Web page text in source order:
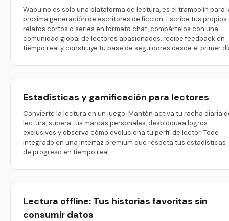
Wabu no es solo una plataforma de lectura, es el trampolín para
próxima generación de escritores de ficción. Escribe tus propios
relatos cortos o series en formato chat, compártelos con una
comunidad global de lectores apasionados, recibe feedback en
tiempo real y construye tu base de seguidores desde el primer
Estadísticas y gamificación para lectores
Convierte la lectura en un juego. Mantén activa tu racha diaria
lectura, supera tus marcas personales, desbloquea logros
exclusivos y observa cómo evoluciona tu perfil de lector. Todo
integrado en una interfaz premium que respeta tus estadísticas
de progreso en tiempo real.
Lectura offline: Tus historias favoritas sin
consumir datos